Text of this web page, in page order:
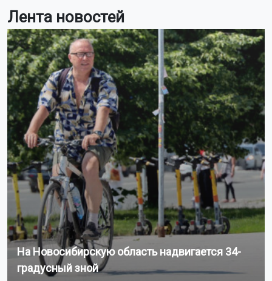
Информация о пострадавших пока не поступала.
Обстоятельства происшествия уточняются.
Ранее мотоциклист насмерть разбилсяна Дачном
шоссе в Новосибирске.
Поделиться новостью:
Автор: Екатерина Шамина
Читать все
публикации автора
Агентство новостейОТС-Горсайт
ДТП происшествия Новосибирск